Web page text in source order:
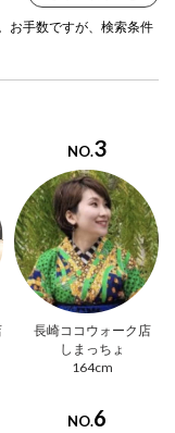
お手数ですが、検索条件
NO.3
長崎ココウォーク店
しまっちょ
164cm
NO.6